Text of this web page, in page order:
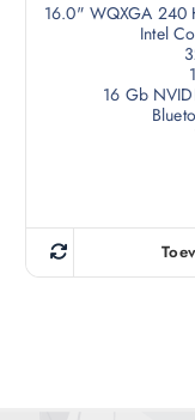
16.0" WQXGA 240
Intel
16 Gb